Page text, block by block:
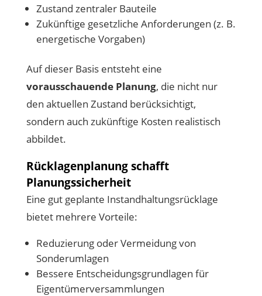
Zustand zentraler Bauteile
Zukünftige gesetzliche Anforderungen (z. B.
energetische Vorgaben)
Auf dieser Basis entsteht eine
vorausschauende Planung, die nicht nur
den aktuellen Zustand berücksichtigt,
sondern auch zukünftige Kosten realistisch
abbildet.
Rücklagenplanung schafft
Planungssicherheit
Eine gut geplante Instandhaltungsrücklage
bietet mehrere Vorteile:
Reduzierung oder Vermeidung von
Sonderumlagen
Bessere Entscheidungsgrundlagen für
Eigentümerversammlungen